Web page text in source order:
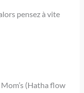
pensez à vite
(Hatha flow